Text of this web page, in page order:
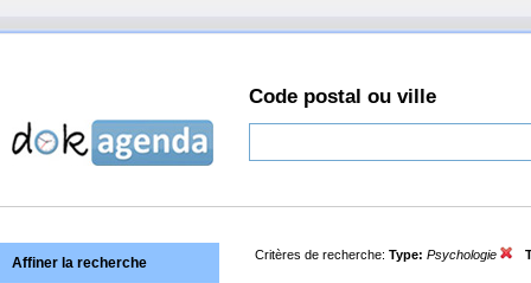
Code postal ou ville
Affiner la recherche Critères de recherche: Type: Psychologie